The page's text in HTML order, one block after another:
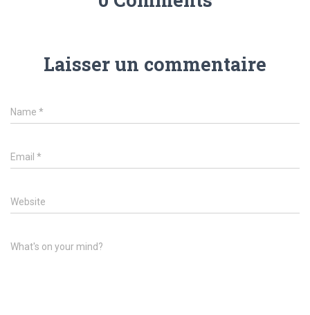
Laisser un commentaire
Name *
Email *
Website
What's on your mind?